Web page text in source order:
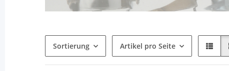
Sortierung Artikel pro Seite